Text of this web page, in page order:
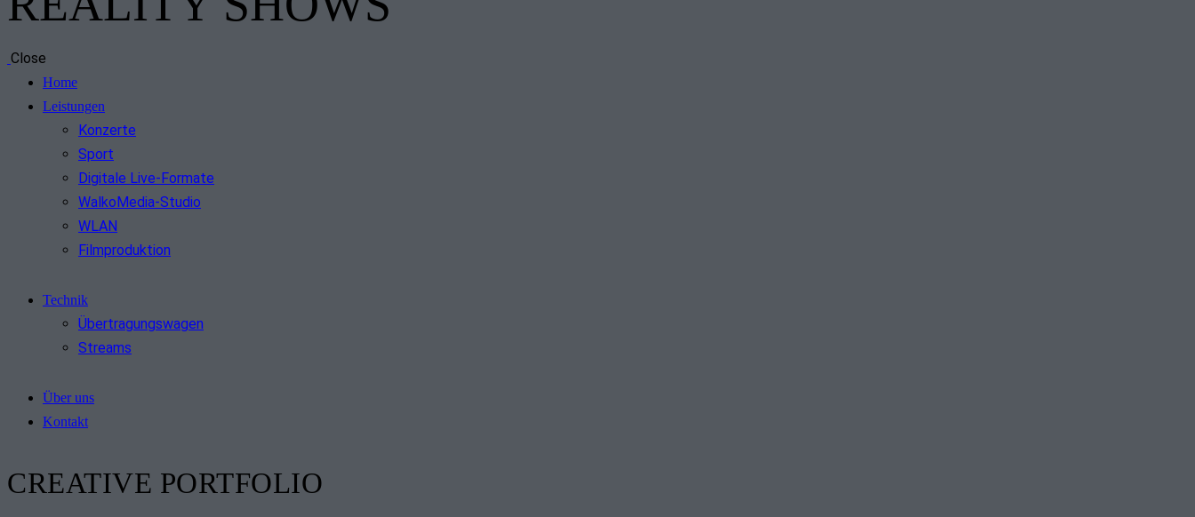
Close
Home
Leistungen
Konzerte
Sport
Digitale Live-Formate
WalkoMedia-Studio
WLAN
Filmproduktion
Technik
Übertragungswagen
Streams
Über uns
Kontakt
CREATIVE PORTFOLIO